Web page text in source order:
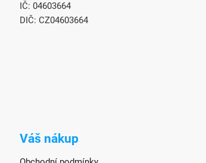
IČ: 04603664
DIČ: CZ04603664
Váš nákup